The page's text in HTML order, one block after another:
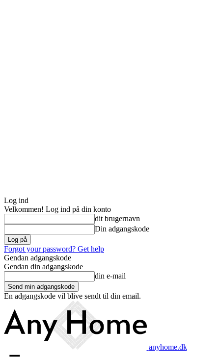
Log ind
Velkommen! Log ind på din konto
dit brugernavn
Din adgangskode
Forgot your password? Get help
Gendan adgangskode
Gendan din adgangskode
din e-mail
En adgangskode vil blive sendt til din email.
anyhome.dk